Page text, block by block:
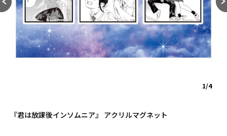
『君は放課後インソムニア』 アクリルマグネット
1/4